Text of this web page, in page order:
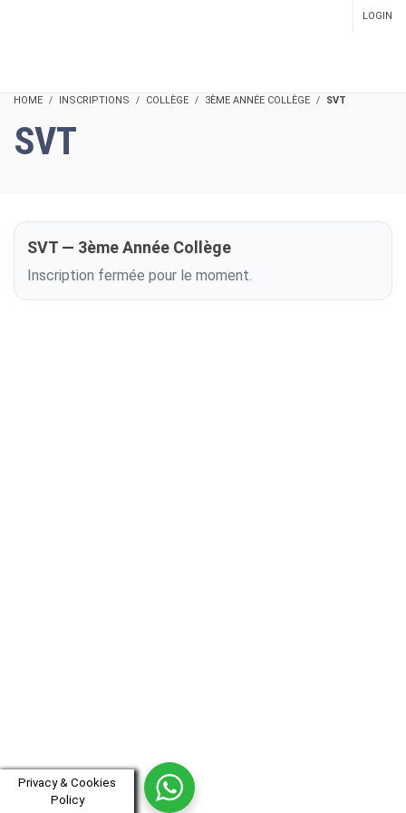
LOGIN
HOME INSCRIPTIONS COLLÈGE 3ÈME ANNÉE COLLÈGE SVT
SVT
SVT — 3ème Année Collège
Inscription fermée pour le moment.
Privacy & Cookies
Policy